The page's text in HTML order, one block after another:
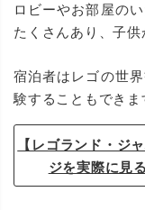
ロビーやお部屋の
たくさんあり、子供
宿泊者はレゴの世
験することもできま
【レゴランド・ジ
ジを実際に見